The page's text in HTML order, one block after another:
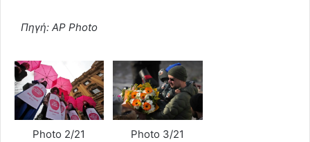
Πηγή: AP Photo
Photo 2/21 Photo 3/21